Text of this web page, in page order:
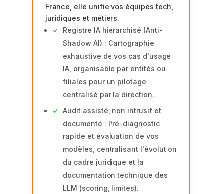
France, elle unifie vos équipes tech,
juridiques et métiers.
Registre IA hiérarchisé (Anti-
Shadow AI) : Cartographie
exhaustive de vos cas d'usage
IA, organisable par entités ou
filiales pour un pilotage
centralisé par la direction.
Audit assisté, non intrusif et
documenté : Pré-diagnostic
rapide et évaluation de vos
modèles, centralisant l'évolution
du cadre juridique et la
documentation technique des
LLM (scoring, limites).